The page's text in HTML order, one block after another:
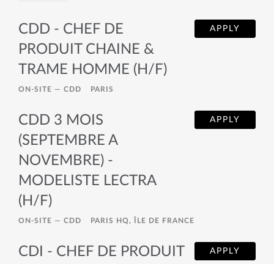
APPLY
CDD - CHEF DE
PRODUIT CHAINE &
TRAME HOMME (H/F)
ON-SITE — CDD PARIS
APPLY
CDD 3 MOIS
(SEPTEMBRE A
NOVEMBRE) -
MODELISTE LECTRA
(H/F)
ON-SITE — CDD PARIS HQ, ÎLE DE FRANCE
APPLY
CDI - CHEF DE PRODUIT